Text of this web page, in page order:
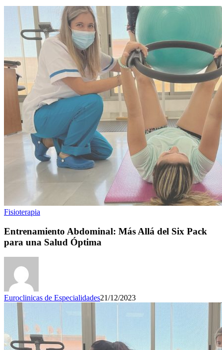
Fisioterapia
Entrenamiento Abdominal: Más Allá del Six Pack
para una Salud Óptima
Euroclinicas de Especialidades21/12/2023